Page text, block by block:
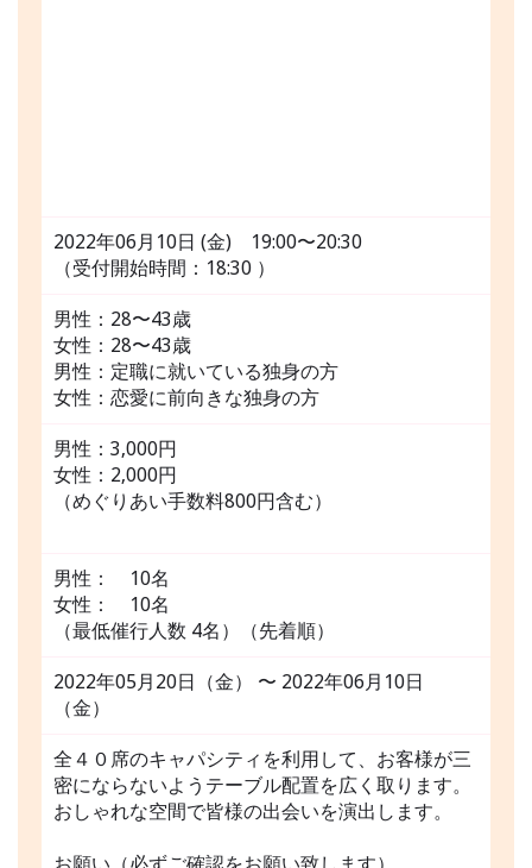
2022年06月10日 (金) 19:00〜20:30
（受付開始時間：18:30 ）
男性：28〜43歳
女性：28〜43歳
男性：定職に就いている独身の方
女性：恋愛に前向きな独身の方
男性：3,000円
女性：2,000円
（めぐりあい手数料800円含む）
男性： 10名
女性： 10名
（最低催行人数 4名）（先着順）
2022年05月20日（金） 〜 2022年06月10日
（金）
全４０席のキャパシティを利用して、お客様が三
密にならないようテーブル配置を広く取ります。
おしゃれな空間で皆様の出会いを演出します。